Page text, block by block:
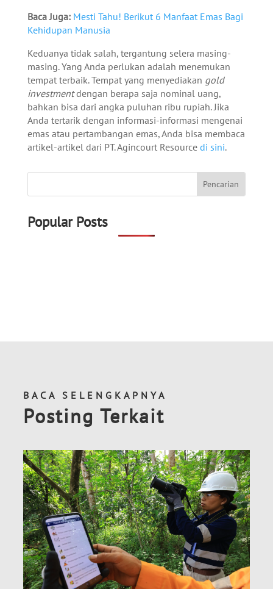
Baca Juga: Mesti Tahu! Berikut 6 Manfaat Emas Bagi
Kehidupan Manusia
Keduanya tidak salah, tergantung selera masing-
masing. Yang Anda perlukan adalah menemukan
tempat terbaik. Tempat yang menyediakan gold
investmentdengan berapa saja nominal uang,
bahkan bisa dari angka puluhan ribu rupiah. Jika
Anda tertarik dengan informasi-informasi mengenai
emas atau pertambangan emas, Anda bisa membaca
artikel-artikel dari PT. Agincourt Resource di sini.
Popular Posts
BACA SELENGKAPNYA
Posting Terkait